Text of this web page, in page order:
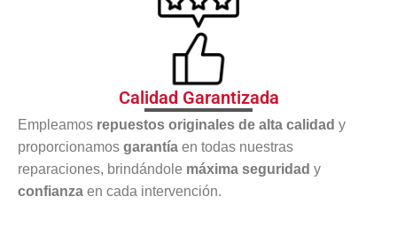
Calidad Garantizada
Empleamos repuestos originales de alta calidad y
proporcionamos garantía en todas nuestras
reparaciones, brindándole máxima seguridad y
confianza en cada intervención.